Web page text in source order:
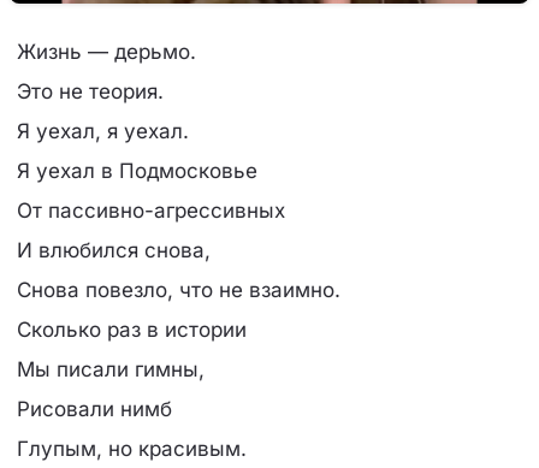
Жизнь — дерьмо.
Это не теория.
Я уехал, я уехал.
Я уехал в Подмосковье
От пассивно-агрессивных
И влюбился снова,
Снова повезло, что не взаимно.
Сколько раз в истории
Мы писали гимны,
Рисовали нимб
Глупым, но красивым.